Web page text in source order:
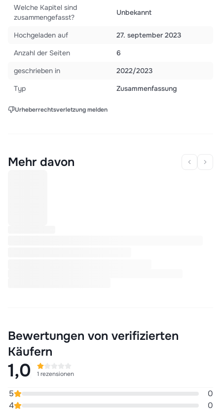
Welche Kapitel sind
zusammengefasst?
Unbekannt
Hochgeladen auf
27. september 2023
Anzahl der Seiten
6
geschrieben in
2022/2023
Typ
Zusammenfassung
Urheberrechtsverletzung melden
Mehr davon
Bewertungen von verifizierten
Käufern
1,0 1 rezensionen
5
0
4
0